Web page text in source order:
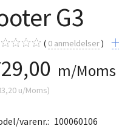
G3
0anmeldelser
m/Moms
u/Moms)
varenr.: 100060106